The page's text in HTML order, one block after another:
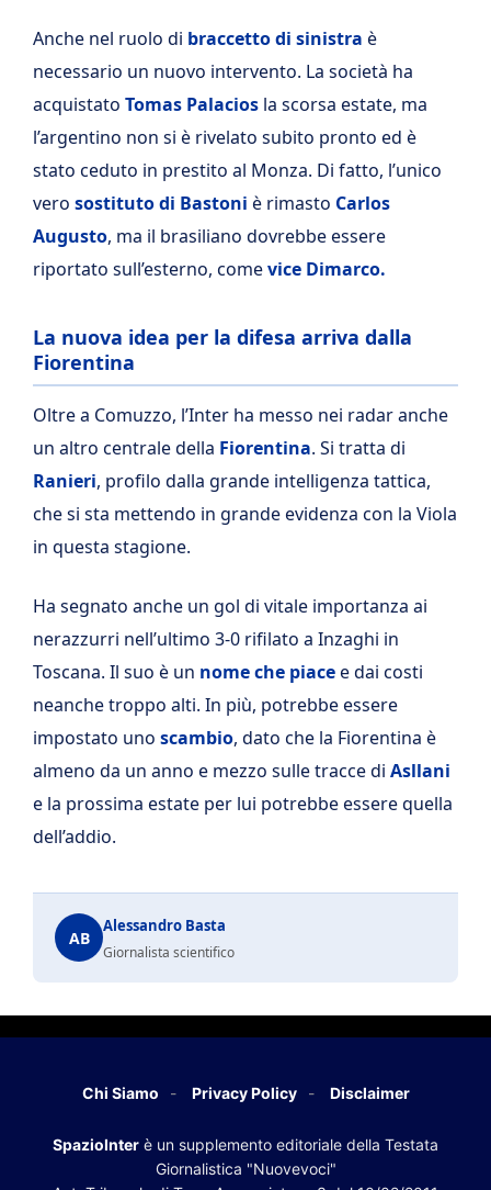
Anche nel ruolo di braccetto di sinistra è
necessario un nuovo intervento. La società ha
acquistato Tomas Palacios la scorsa estate, ma
l’argentino non si è rivelato subito pronto ed è
stato ceduto in prestito al Monza. Di fatto, l’unico
vero sostituto di Bastoni è rimasto Carlos
Augusto, ma il brasiliano dovrebbe essere
riportato sull’esterno, comevice Dimarco.
La nuova idea per la difesa arriva dalla
Fiorentina
Oltre a Comuzzo, l’Inter ha messo nei radar anche
un altro centrale della Fiorentina. Si tratta di
Ranieri, profilo dalla grande intelligenza tattica,
che si sta mettendo in grande evidenza con la Viola
in questa stagione.
Ha segnato anche un gol di vitale importanza ai
nerazzurri nell’ultimo 3-0 rifilato a Inzaghi in
Toscana. Il suo è un nome che piacee dai costi
neanche troppo alti. In più, potrebbe essere
impostato uno scambio, dato che la Fiorentina è
almeno da un anno e mezzo sulle tracce di Asllani
e la prossima estate per lui potrebbe essere quella
dell’addio.
AB
Alessandro Basta
Giornalista scientifico
Chi Siamo Privacy Policy Disclaimer
SpazioInter è un supplemento editoriale della Testata
Giornalistica "Nuovevoci"